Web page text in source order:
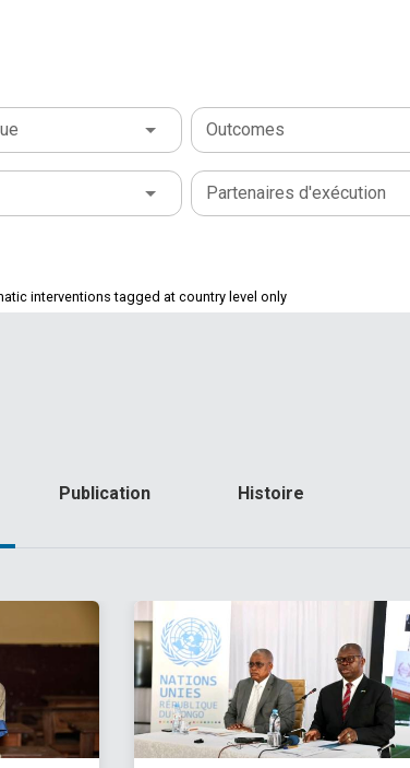
Outcomes
Partenaires d'exécution
interventions tagged at country level only
Publication Histoire